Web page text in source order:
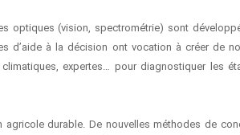
optiques (vision, spectrométrie) sont
d’aide à la décision ont vocation à créer de
expertes… pour diagnostiquer les
durable. De nouvelles méthodes de